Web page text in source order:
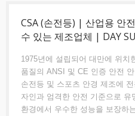
CSA (손전등) | 산업용 안
수 있는 제조업체 | DAY
1975년에 설립되어 대만에 위치
품질의 ANSI 및 CE 인증 안전
손전등 및 스포츠 안경 제조에
자인과 엄격한 안전 기준으로
환경에서 우수한 성능을 보장하